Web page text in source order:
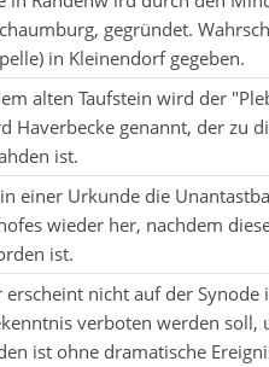
gegründet.
in Kleinendorf gegeben.
alten Taufstein wird der
Haverbecke genannt, der zu
ist.
einer Urkunde die
wieder her, nachdem
ist.
erscheint nicht auf der Synode
verboten werden soll,
ist ohne dramatische